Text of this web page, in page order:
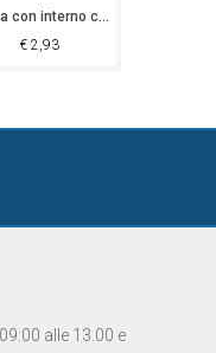
Tazza con interno colorato Wausau
€2,93
alle 13.00 e